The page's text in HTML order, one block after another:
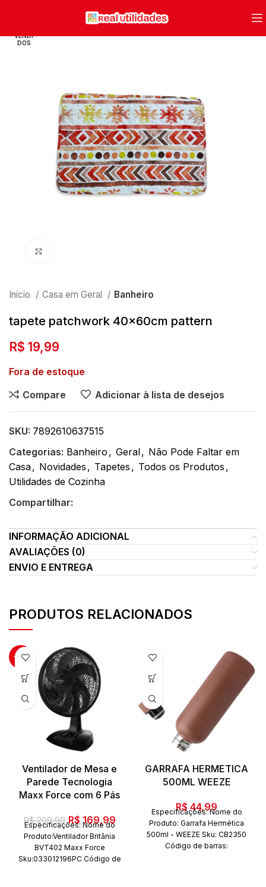
VENDI
DOS
Início Casa em Geral Banheiro
tapete patchwork 40x60cm pattern
R$ 19,99
Fora de estoque
Compare
Adicionar à lista de desejos
SKU: 7892610637515
Categorias: Banheiro , Geral, Não Pode Faltar em
Casa, Novidades , Tapetes , Todos os Produtos ,
Utilidades de Cozinha
Compartilhar:
INFORMAÇÃO ADICIONAL
AVALIAÇÕES (0)
ENVIO E ENTREGA
PRODUTOS RELACIONADOS
-19%
Ventilador de Mesa e
Parede Tecnologia
Maxx Force com 6 Pás
R$209,99 O
preço
original
era:
R$ 169,99O
é:
Especificações: Nome do
Produto:Ventilador Britânia
BVT402 Maxx Force
Sku:033012196PC Código de
GARRAFA HERMETICA
500ML WEEZE
R$ 44,99
Especificações: Nome do
Produto: Garrafa Hermética
500ml - WEEZE Sku: CB2350
Código de barras: